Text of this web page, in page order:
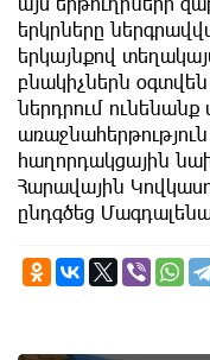
երկրները
երկայնքով
բնակիչներն
ներդրում
հաղորդակցային
Հարավային
ընդգծեց